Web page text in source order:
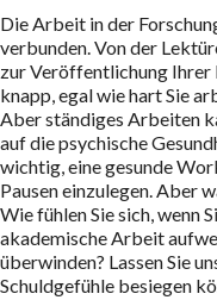
Die Arbeit in der
verbunden. Von der
zur Veröffentlichung Ihrer
knapp, egal wie hart Sie
Aber ständiges Arbeiten
auf die psychische
wichtig, eine gesunde
Pausen einzulegen. Aber
Wie fühlen Sie sich, wenn
akademische Arbeit
überwinden? Lassen Sie
Schuldgefühle besiegen